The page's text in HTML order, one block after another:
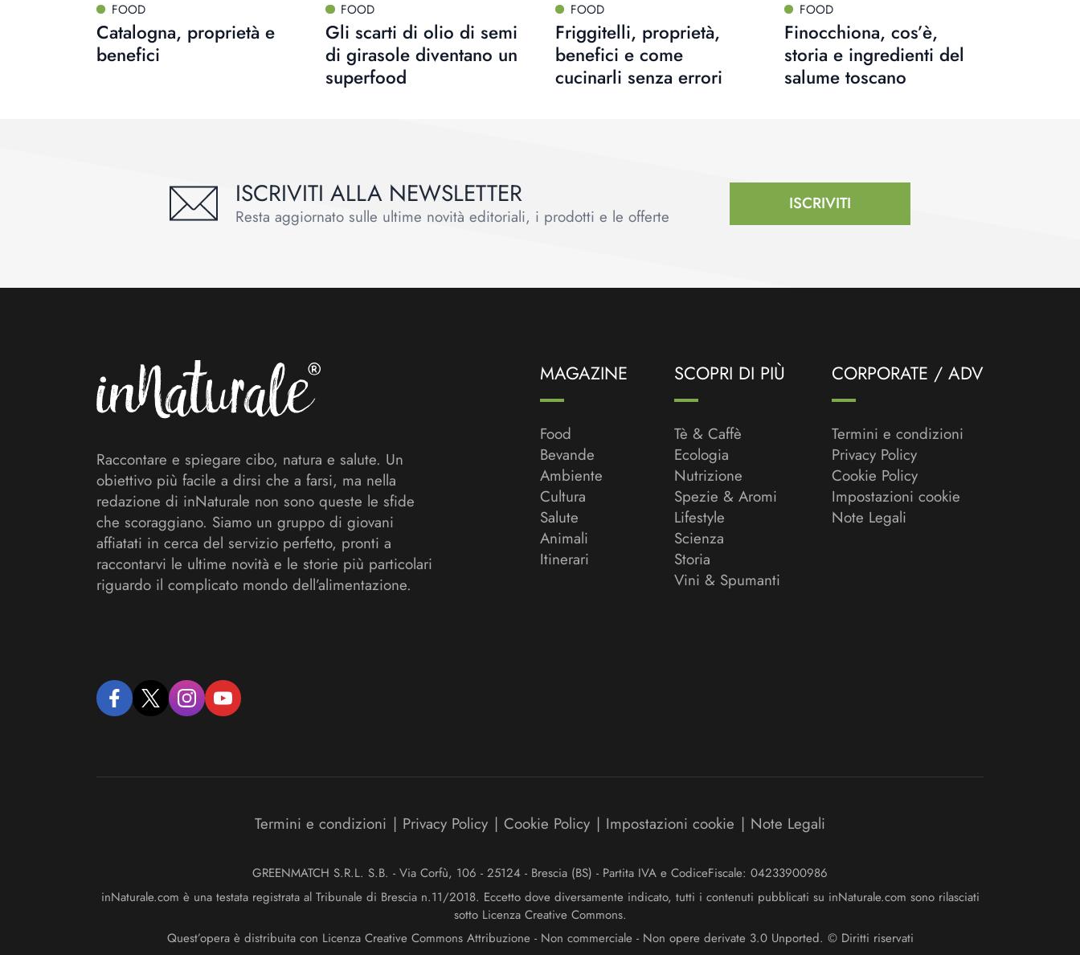
FOOD
Catalogna, proprietà e
benefici
FOOD
Gli scarti di olio di semi
di girasole diventano un
superfood
FOOD
Friggitelli, proprietà,
benefici e come
cucinarli senza errori
FOOD
Finocchiona, cos’è,
storia e ingredienti del
salume toscano
ISCRIVITI ALLA NEWSLETTER
Resta aggiornato sulle ultime novità editoriali, i prodotti e le offerte
ISCRIVITI
Raccontare e spiegare cibo, natura e salute. Un
obiettivo più facile a dirsi che a farsi, ma nella
redazione di inNaturale non sono queste le sfide
che scoraggiano. Siamo un gruppo di giovani
affiatati in cerca del servizio perfetto, pronti a
raccontarvi le ultime novità e le storie più particolari
riguardo il complicato mondo dell’alimentazione.
facebooktwitter instagramyoutube
MAGAZINE
Food
Bevande
Ambiente
Cultura
Salute
Animali
Itinerari
SCOPRI DI PIÙ
Tè & Caffè
Ecologia
Nutrizione
Spezie & Aromi
Lifestyle
Scienza
Storia
Vini & Spumanti
CORPORATE / ADV
Termini e condizioni
Privacy Policy
Cookie Policy
Impostazioni cookie
Note Legali
Termini e condizioni | Privacy Policy | Cookie Policy | Impostazioni cookie | Note Legali
GREENMATCH S.R.L. S.B. - Via Corfù, 106 - 25124 - Brescia (BS) - Partita IVA e CodiceFiscale: 04233900986
inNaturale.com è una testata registrata al Tribunale di Brescia n.11/2018. Eccetto dove diversamente indicato, tutti i contenuti pubblicati su inNaturale.com sono rilasciati
sotto Licenza Creative Commons.
Quest’opera è distribuita con Licenza Creative Commons Attribuzione - Non commerciale - Non opere derivate 3.0 Unported. © Diritti riservati